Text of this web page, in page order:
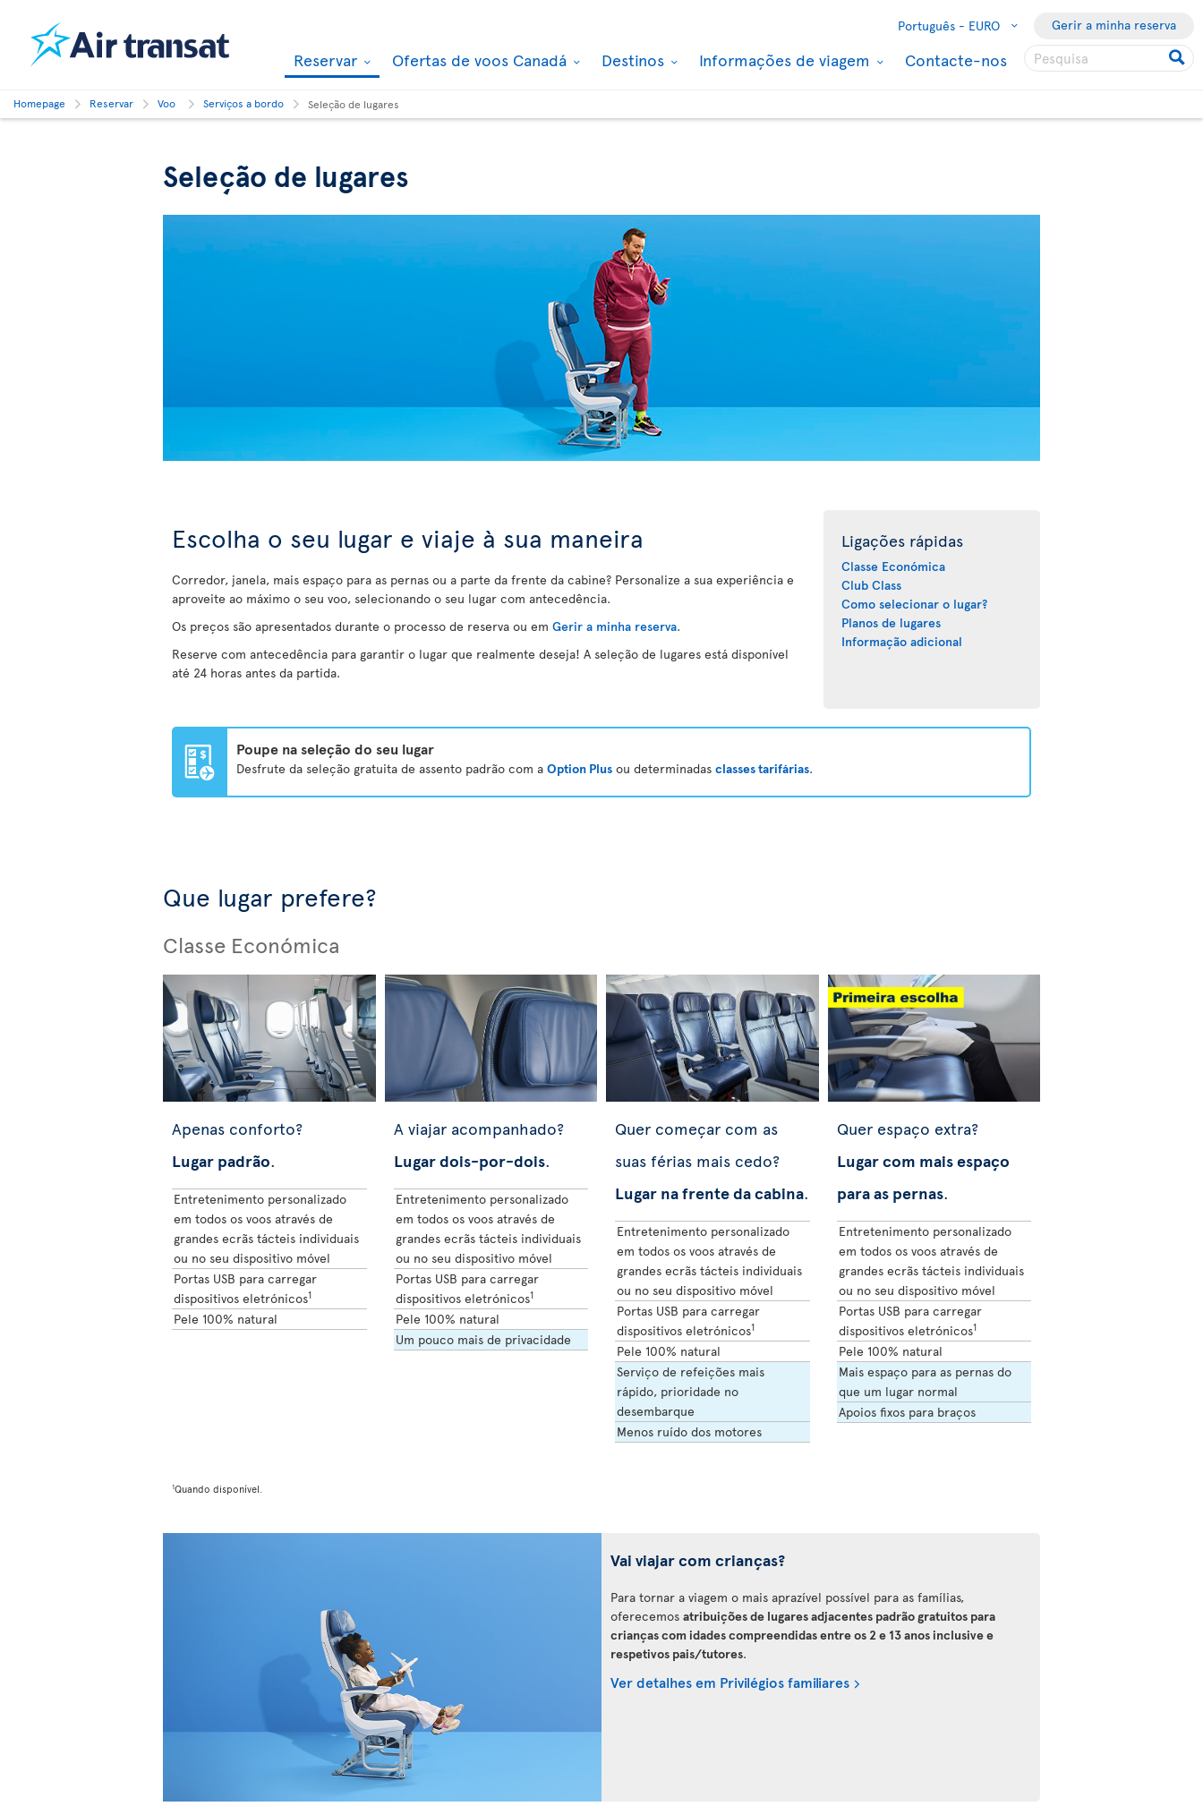
Português - EURO Gerir a minha reserva
Reservar Ofertas de voos Canadá Destinos Informações de viagem Contacte-nos
Homepage Reservar Voo Serviços a bordo Seleção de lugares
Seleção de lugares
Escolha o seu lugar e viaje à sua maneira
Corredor, janela, mais espaço para as pernas ou a parte da frente da cabine? Personalize a sua experiência e
aproveite ao máximo o seu voo, selecionando o seu lugar com antecedência.
Os preços são apresentados durante o processo de reserva ou em Gerir a minha reserva.
Reserve com antecedência para garantir o lugar que realmente deseja! A seleção de lugares está disponível
até 24 horas antes da partida.
Ligações rápidas
Classe Económica
Club Class
Como selecionar o lugar?
Planos de lugares
Informação adicional
Poupe na seleção do seu lugar
Desfrute da seleção gratuita de assento padrão com a Option Plus ou determinadas classes tarifárias.
Que lugar prefere?
Classe Económica
Apenas conforto?
Lugar padrão.
Entretenimento personalizado
em todos os voos através de
grandes ecrãs tácteis individuais
ou no seu dispositivo móvel
Portas USB para carregar
dispositivos eletrónicos1
Pele 100% natural
A viajar acompanhado?
Lugar dois-por-dois.
Entretenimento personalizado
em todos os voos através de
grandes ecrãs tácteis individuais
ou no seu dispositivo móvel
Portas USB para carregar
dispositivos eletrónicos1
Pele 100% natural
Um pouco mais de privacidade
Quer começar com as
suas férias mais cedo?
Lugar na frente da cabina.
Entretenimento personalizado
em todos os voos através de
grandes ecrãs tácteis individuais
ou no seu dispositivo móvel
Portas USB para carregar
dispositivos eletrónicos1
Pele 100% natural
Serviço de refeições mais
rápido, prioridade no
desembarque
Menos ruído dos motores
Quer espaço extra?
Lugar com mais espaço
para as pernas.
Entretenimento personalizado
em todos os voos através de
grandes ecrãs tácteis individuais
ou no seu dispositivo móvel
Portas USB para carregar
dispositivos eletrónicos1
Pele 100% natural
Mais espaço para as pernas do
que um lugar normal
Apoios fixos para braços
1Quando disponível.
Vai viajar com crianças?
Para tornar a viagem o mais aprazível possível para as famílias,
oferecemos atribuições de lugares adjacentes padrão gratuitos para
crianças com idades compreendidas entre os 2 e 13 anos inclusive e
respetivos pais/tutores.
Ver detalhes em Privilégios familiares